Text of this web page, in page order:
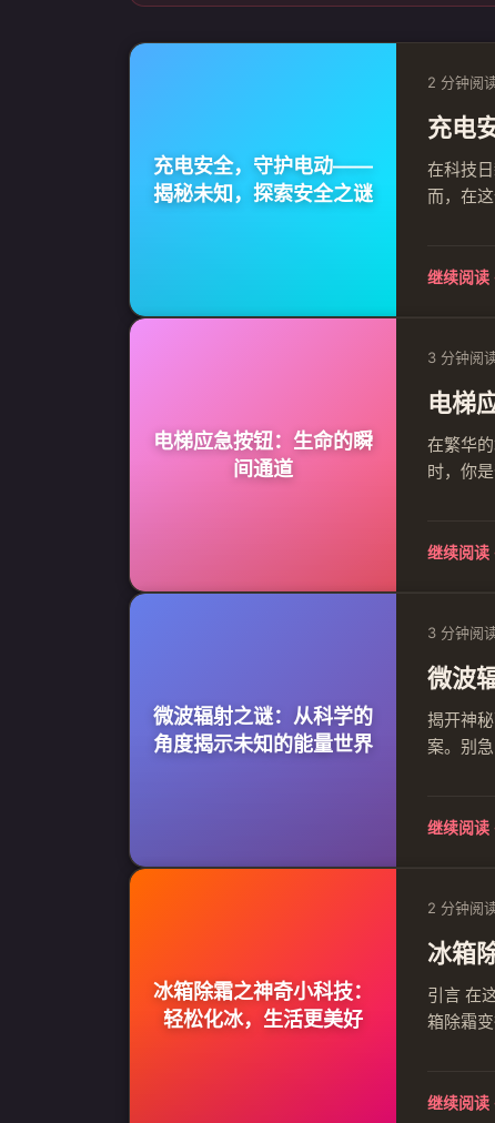
充电安全，守护电动——
揭秘未知，探索安全之谜
2 分钟阅
充电
在科技
而，在
继续阅
电梯应急按钮：生命的瞬
间通道
3 分钟阅
电梯
在繁华
时，你
继续阅
微波辐射之谜：从科学的
角度揭示未知的能量世界
3 分钟阅
微波
揭开神
案。别
继续阅
冰箱除霜之神奇小科技：
轻松化冰，生活更美好
2 分钟阅
冰箱
引言 在
箱除霜
继续阅